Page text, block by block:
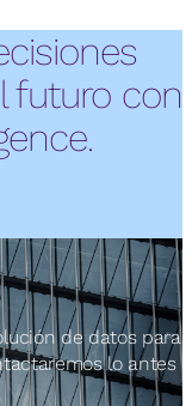
futuro con
de datos para
lo antes